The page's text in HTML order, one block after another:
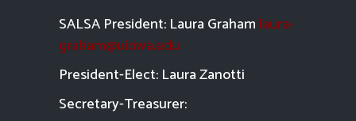
SALSA President: Laura Graham laura-
graham@uiowa.edu
President-Elect: Laura Zanotti
Secretary-Treasurer: